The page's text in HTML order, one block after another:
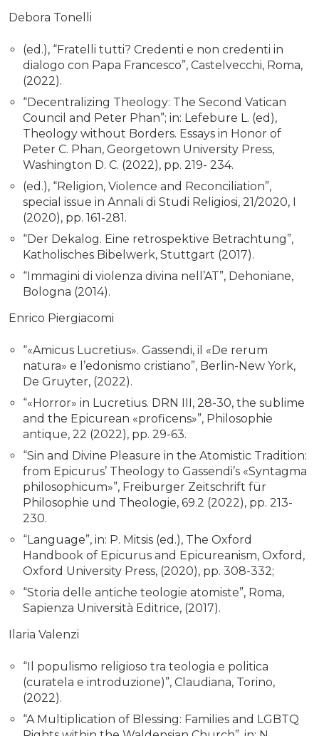
Debora Tonelli
(ed.), “Fratelli tutti? Credenti e non credenti in
dialogo con Papa Francesco”, Castelvecchi, Roma,
(2022).
“Decentralizing Theology: The Second Vatican
Council and Peter Phan”; in: Lefebure L. (ed),
Theology without Borders. Essays in Honor of
Peter C. Phan, Georgetown University Press,
Washington D. C. (2022), pp. 219- 234.
(ed.), “Religion, Violence and Reconciliation”,
special issue in Annali di Studi Religiosi, 21/2020, I
(2020), pp. 161-281.
“Der Dekalog. Eine retrospektive Betrachtung”,
Katholisches Bibelwerk, Stuttgart (2017).
“Immagini di violenza divina nell’AT”, Dehoniane,
Bologna (2014).
Enrico Piergiacomi
“«Amicus Lucretius». Gassendi, il «De rerum
natura» e l’edonismo cristiano”, Berlin-New York,
De Gruyter, (2022).
“«Horror» in Lucretius. DRN III, 28-30, the sublime
and the Epicurean «proficens»”, Philosophie
antique, 22 (2022), pp. 29-63.
“Sin and Divine Pleasure in the Atomistic Tradition:
from Epicurus’ Theology to Gassendi’s «Syntagma
philosophicum»”, Freiburger Zeitschrift für
Philosophie und Theologie, 69.2 (2022), pp. 213-
230.
“Language”, in: P. Mitsis (ed.), The Oxford
Handbook of Epicurus and Epicureanism, Oxford,
Oxford University Press, (2020), pp. 308-332;
“Storia delle antiche teologie atomiste”, Roma,
Sapienza Università Editrice, (2017).
Ilaria Valenzi
“Il populismo religioso tra teologia e politica
(curatela e introduzione)”, Claudiana, Torino,
(2022).
“A Multiplication of Blessing: Families and LGBTQ